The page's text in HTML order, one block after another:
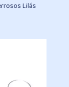
Lilás